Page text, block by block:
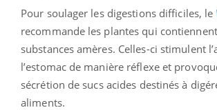
Pour soulager les digestions difficiles, le
recommande les plantes qui
substances amères. Celles-ci stimulent
l’estomac de manière réflexe et
sécrétion de sucs acides destinés à
aliments.